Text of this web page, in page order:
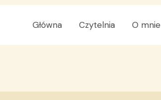
Główna Czytelnia O mnie